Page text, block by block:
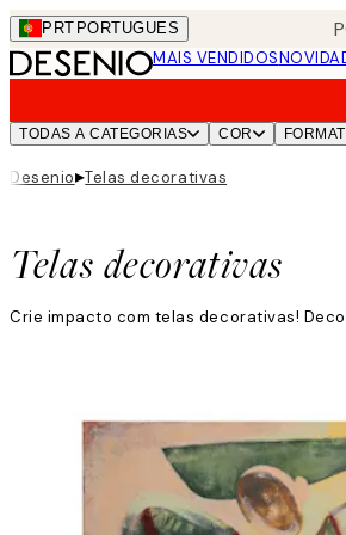
Skip
to
main
PRT PORTUGUES
MAIS VENDIDOS
TODAS A CATEGORIAS COR
Desenio▸Telas decorativas
Telas decorativas
Crie impacto com telas decorativas!